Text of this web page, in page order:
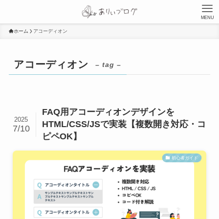
MENU
ホーム アコーディオン
アコーディオン – tag –
FAQ用アコーディオンデザインを
HTML/CSS/JSで実装【複数開き対応・コ
ピペOK】
2025
7/10
初心者ガイド